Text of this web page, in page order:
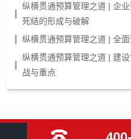
纵横贯通预算管理之道 | 企
死结的形成与破解
纵横贯通预算管理之道 | 全
纵横贯通预算管理之道 | 建
战与重点